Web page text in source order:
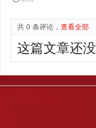
共 0 条评论， 查看全部
这篇文章还